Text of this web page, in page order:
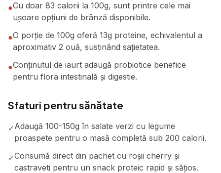
●Cu doar 83 calorii la 100g, sunt printre cele mai
ușoare opțiuni de brânză disponibile.
●O porție de 100g oferă 13g proteine, echivalentul a
aproximativ 2 ouă, susținând sațietatea.
●Conținutul de iaurt adaugă probiotice benefice
pentru flora intestinală și digestie.
Sfaturi pentru sănătate
✓Adaugă 100-150g în salate verzi cu legume
proaspete pentru o masă completă sub 200 calorii.
✓Consumă direct din pachet cu roșii cherry și
castraveti pentru un snack proteic rapid și sățios.